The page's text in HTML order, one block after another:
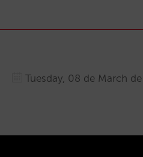
Tuesday, 08 de March